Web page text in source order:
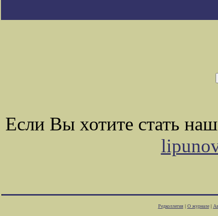
Если Вы хотите стать
Редколлегия| О журнале|